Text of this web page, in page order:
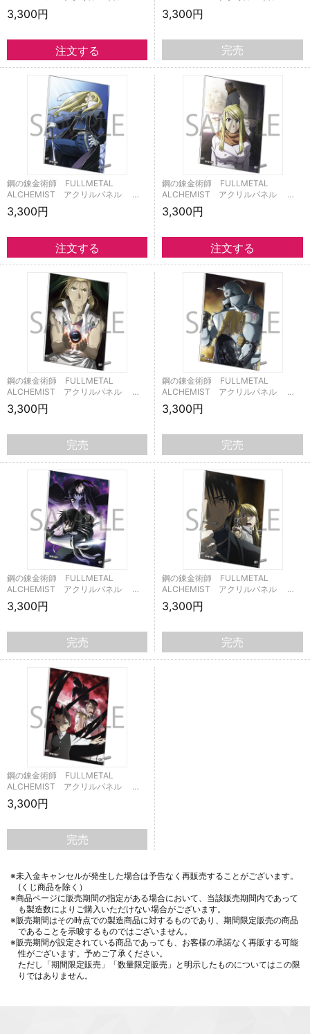
3,300円 3,300円
完売
鋼の錬金術師 FULLMETAL
ALCHEMIST アクリルパネル …
3,300円
鋼の錬金術師 FULLMETAL
ALCHEMIST アクリルパネル …
3,300円
鋼の錬金術師 FULLMETAL
ALCHEMIST アクリルパネル …
3,300円
完売
鋼の錬金術師 FULLMETAL
ALCHEMIST アクリルパネル …
3,300円
完売
鋼の錬金術師 FULLMETAL
ALCHEMIST アクリルパネル …
3,300円
完売
鋼の錬金術師 FULLMETAL
ALCHEMIST アクリルパネル …
3,300円
完売
鋼の錬金術師 FULLMETAL
ALCHEMIST アクリルパネル …
3,300円
完売
※未入金キャンセルが発生した場合は予告なく再販売することがございます。
(くじ商品を除く）
※商品ページに販売期間の指定がある場合において、当該販売期間内であって
も製造数によりご購入いただけない場合がございます。
※販売期間はその時点での製造商品に対するものであり、期間限定販売の商品
であることを示唆するものではございません。
※販売期間が設定されている商品であっても、お客様の承諾なく再販する可能
性がございます。予めご了承ください。
ただし「期間限定販売」「数量限定販売」と明示したものについてはこの限
りではありません。